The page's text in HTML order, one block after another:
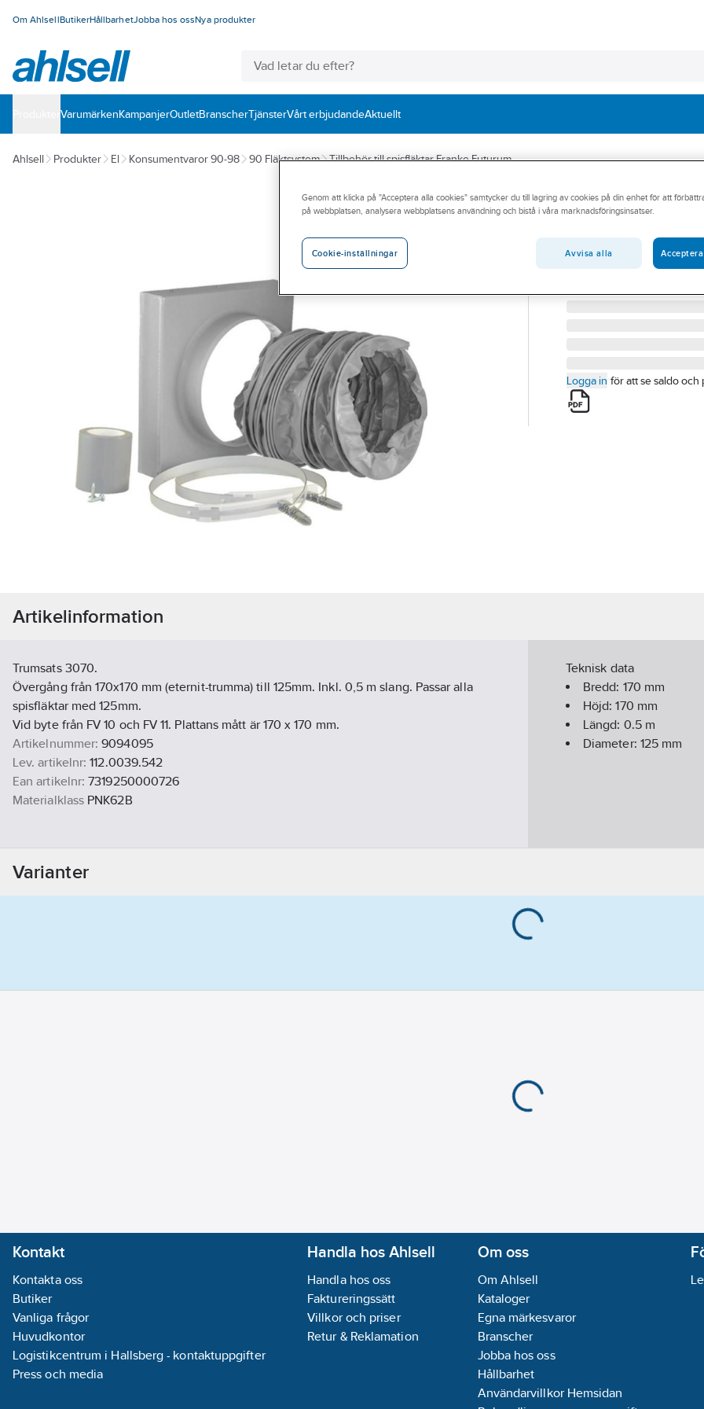
Om AhlsellButikerHållbarhetJobba hos ossNya produkter
VarumärkenKampanjerOutletBranscherTjänsterVårt erbjudandeAktuellt
Ahlsell Produkter El Konsumentvaror 90-98 90 Fläktsystem Tillbehör till spisfläktar Franke Futurum
FRANKE
Trumsats 3070,
SNABBANSLUTNING
Artikelnummer:
9094095
112.0039.542
Logga in för att se saldo och
Artikelinformation
Trumsats 3070.
Övergång från 170x170 mm (eternit-trumma) till 125mm. Inkl. 0,5 m slang. Passar alla
spisfläktar med 125mm.
Vid byte från FV 10 och FV 11. Plattans mått är 170 x 170 mm.
Artikelnummer: 9094095
Lev. artikelnr: 112.0039.542
Ean artikelnr: 7319250000726
Materialklass PNK62B
Teknisk data
Bredd: 170 mm
Höjd:170 mm
Längd: 0.5m
Diameter: 125 mm
Varianter
Kontakt
Kontakta oss
Butiker
Vanliga frågor
Huvudkontor
Logistikcentrum i Hallsberg - kontaktuppgifter
Press och media
Handla hos Ahlsell
Handla hos oss
Faktureringssätt
Villkor och priser
Retur & Reklamation
Om oss
Om Ahlsell
Kataloger
Egna märkesvaror
Branscher
Jobba hos oss
Hållbarhet
Användarvillkor Hemsidan
Genom att klicka på "Acceptera alla cookies" samtycker du till lagring av cookies på din enhet för att
på webbplatsen, analysera webbplatsens användning och bistå i våra marknadsföringsinsatser.
Cookie-inställningar Avvisa alla